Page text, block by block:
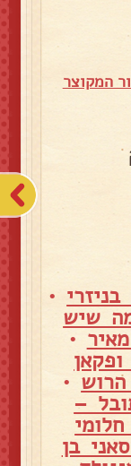
המקוצר
•
שיש
•
•
–
בן